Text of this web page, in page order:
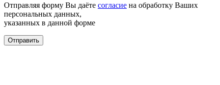
Отправляя форму Вы даёте согласие на обработку Ваших
персональных данных,
указанных в данной форме
Отправить